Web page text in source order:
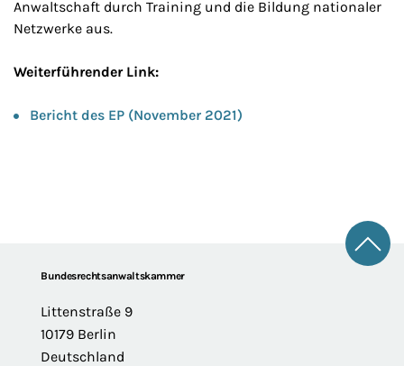
Anwaltschaft durch Training und die Bildung nationaler
Netzwerke aus.
Weiterführender Link:
Bericht des EP (November 2021)
FooterBundesrechtsanwaltskammer
Littenstraße 9
10179 Berlin
Deutschland